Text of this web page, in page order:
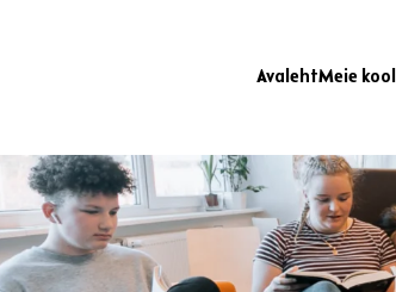
AvalehtMeie kool